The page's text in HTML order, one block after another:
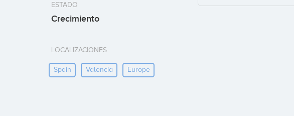
ESTADO
Crecimiento
LOCALIZACIONES
Spain Valencia Europe